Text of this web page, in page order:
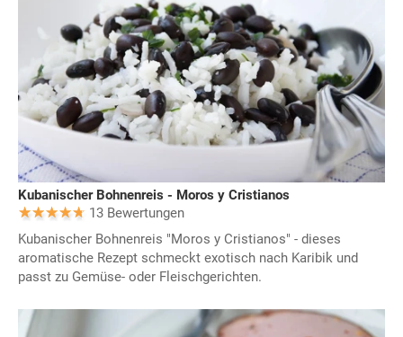
Kubanischer Bohnenreis - Moros y Cristianos
13 Bewertungen
Kubanischer Bohnenreis "Moros y Cristianos" - dieses
aromatische Rezept schmeckt exotisch nach Karibik und
passt zu Gemüse- oder Fleischgerichten.